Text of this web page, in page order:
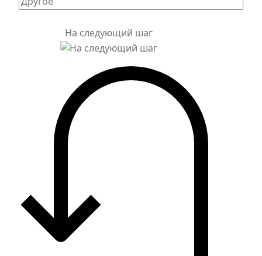
На следующий шаг